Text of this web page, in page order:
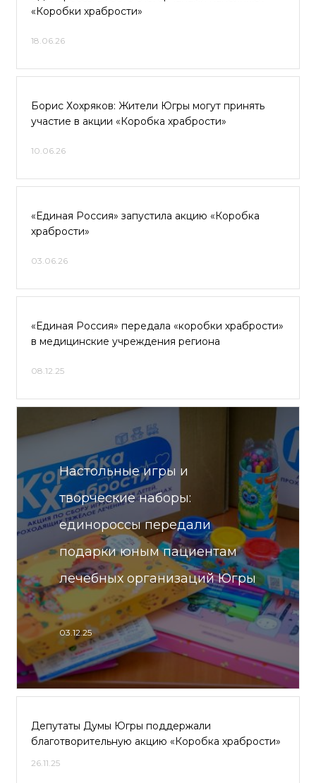
«Коробки храбрости»
18.06.26
Борис Хохряков: Жители Югры могут принять
участие в акции «Коробка храбрости»
10.06.26
«Единая Россия» запустила акцию «Коробка
храбрости»
03.06.26
«Единая Россия» передала «коробки храбрости»
в медицинские учреждения региона
08.12.25
Настольные игры и
творческие наборы:
единороссы передали
подарки юным пациентам
лечебных организаций Югры
03.12.25
Депутаты Думы Югры поддержали
благотворительную акцию «Коробка храбрости»
26.11.25